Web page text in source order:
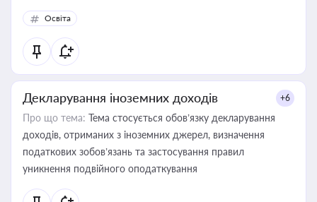
Освіта
Декларування іноземних доходів +6
Про що тема: Тема стосується обов’язку декларування
доходів, отриманих з іноземних джерел, визначення
податкових зобов’язань та застосування правил
уникнення подвійного оподаткування